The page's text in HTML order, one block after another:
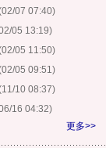
07 07:40)
05 13:19)
05 11:50)
05 09:51)
10 08:37)
16 04:32)
更多>>